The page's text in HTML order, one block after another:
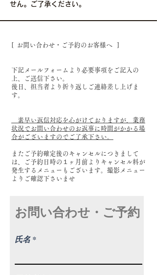
せん。ご了承ください。
[ お問い合わせ・ご予約のお客様へ ]
下記メールフォームより必要事項をご記入の
上、ご送信下さい。
後日、担当者より折り返しご連絡差し上げま
す。
素早い返信対応を心がけておりますが、業務
状況でお問い合わせのお返事に時間がかかる場
合がございますのでご了承下さい。
またご予約確定後のキャンセルにつきまして
は、ご予約日時の１ヶ月前よりキャンセル料が
発生するメニューもございます。撮影メニュー
よりご確認下さいませ
お問い合わせ・ご予約
氏名